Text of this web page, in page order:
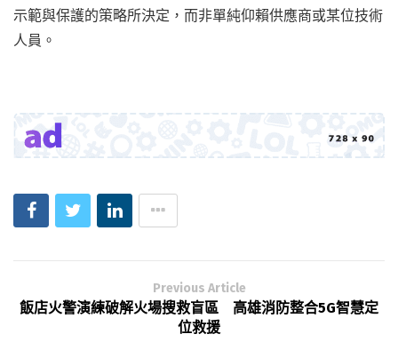
示範與保護的策略所決定，而非單純仰賴供應商或某位技術
人員。
Previous Article
飯店火警演練破解火場搜救盲區 高雄消防整合5G智慧定
位救援